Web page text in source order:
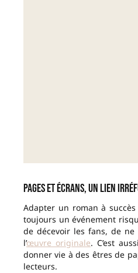
Pages et écrans, un lien
Adapter un roman à
toujours un événement
de décevoir les fans, de
l’œuvre originale. C’est
donner vie à des êtres de
lecteurs.